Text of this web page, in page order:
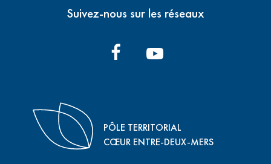
Suivez-nous sur les réseaux
PÔLE TERRITORIAL
CŒUR ENTRE-DEUX-MERS